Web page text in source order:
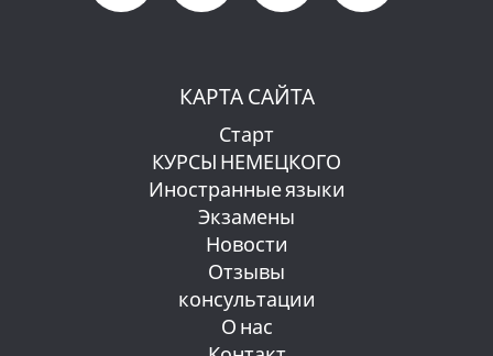
КАРТА САЙТА
Старт
КУРСЫ НЕМЕЦКОГО
Иностранные языки
Экзамены
Новости
Отзывы
консультации
О нас